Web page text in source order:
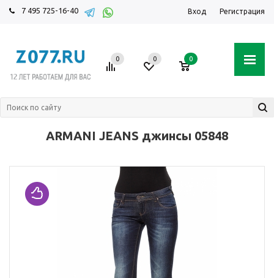
7 495 725-16-40 Вход Регистрация
0 0 0
ARMANI JEANS джинсы 05848